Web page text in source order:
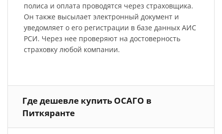
полиса и оплата проводятся через страховщика.
Он также высылает электронный документ и
уведомляет о его регистрации в базе данных АИС
РСИ. Через нее проверяют на достоверность
страховку любой компании.
Где дешевле купить ОСАГО в
Питкяранте